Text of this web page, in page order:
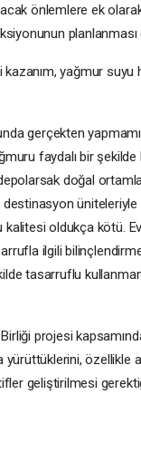
önlemlere ek
kazanım, yağmur
gerçekten
faydalı bir
doğal
kalitesi oldukça kötü.
ilgili
tasarruflu
projesi
yürüttüklerini, özellikle
geliştirilmesi